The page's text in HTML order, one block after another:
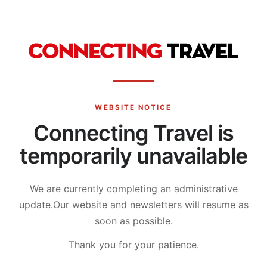
WEBSITE NOTICE
Connecting Travel is
temporarily unavailable
We are currently completing an administrative
update.Our website and newsletters will resume as
soon as possible.
Thank you for your patience.